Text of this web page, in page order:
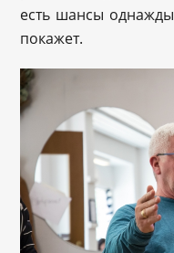
есть шансы
покажет.